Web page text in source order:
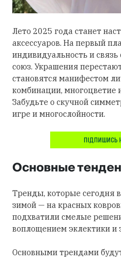
Лето 2025 года станет
аксессуаров. На первый
индивидуальность и
союз. Украшения
становятся манифестом
комбинации, многоцветие
Забудьте о скучной
игре и многослойности.
ПІДПИШИСЬ
Основные
Тренды, которые сегодня
зимой — на красных
подхватили смелые
воплощением эклектики и
Основными трендами